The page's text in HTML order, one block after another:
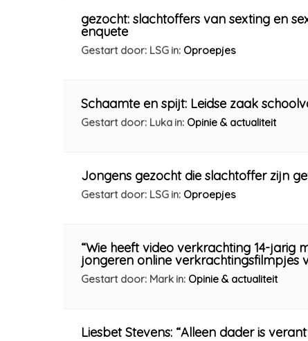
gezocht: slachtoffers van sexting en
enquete
Gestart door: LSG in: Oproepjes
Schaamte en spijt: Leidse zaak
Gestart door: Luka in: Opinie & actualiteit
Jongens gezocht die slachtoffer zijn
Gestart door: LSG in: Oproepjes
“Wie heeft video verkrachting 14-jarig
jongeren online verkrachtingsfilmpjes
Gestart door: Mark in: Opinie & actualiteit
Liesbet Stevens: “Alleen dader is